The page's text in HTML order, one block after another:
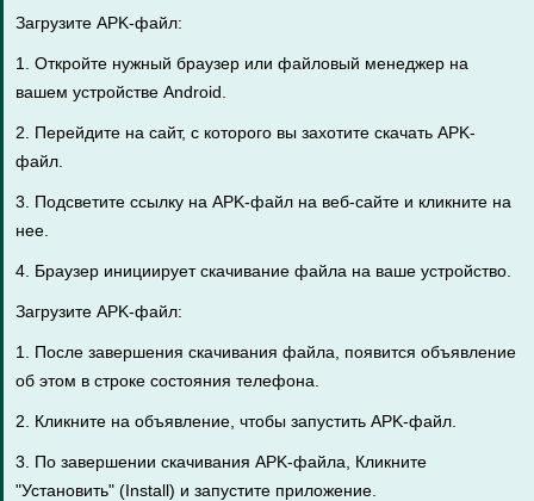
Загрузите APK-файл:
1. Откройте нужный браузер или файловый менеджер на
вашем устройстве Android.
2. Перейдите на сайт, с которого вы захотите скачать APK-
файл.
3. Подсветите ссылку на APK-файл на веб-сайте и кликните на
нее.
4. Браузер инициирует скачивание файла на ваше устройство.
Загрузите APK-файл:
1. После завершения скачивания файла, появится объявление
об этом в строке состояния телефона.
2. Кликните на объявление, чтобы запустить APK-файл.
3. По завершении скачивания APK-файла, Кликните
"Установить" (Install) и запустите приложение.